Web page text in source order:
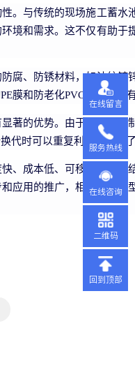
。与传统的现场施工蓄
境和需求。这不仅有助
腐、防锈材料，如波纹
膜和防老化PVC防渗膜，
著的优势。由于其采用
代时可以重复利用，实现
、成本低、可移动性强
应用的推广，相信这一
在线留言
服务热线
在线咨询
二维码
回到顶部